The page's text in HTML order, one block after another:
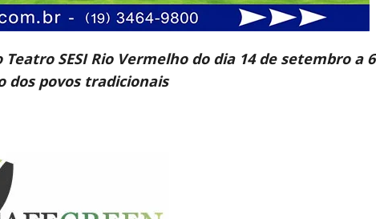
SESI Rio Vermelho do dia 14 de setembro a 6
dos povos tradicionais